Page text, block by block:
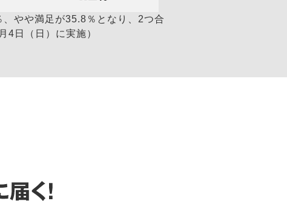
やや満足が35.8％となり、2つ合
日（日）に実施）